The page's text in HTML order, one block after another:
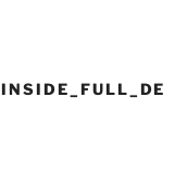
INSIDE_FULL_DE